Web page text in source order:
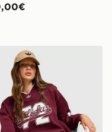
Originals Varsity V